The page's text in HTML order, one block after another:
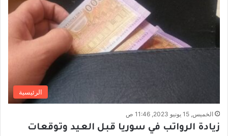
الرئيسية
الخميس, 15 يونيو 2023, 11:46 ص
زيادة الرواتب في سوريا قبل العيد وتوقعات